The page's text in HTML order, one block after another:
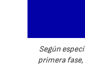
Según
primera